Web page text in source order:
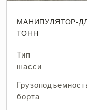
МАНИПУЛЯТОР-
ТОНН
Тип
шасси
борта